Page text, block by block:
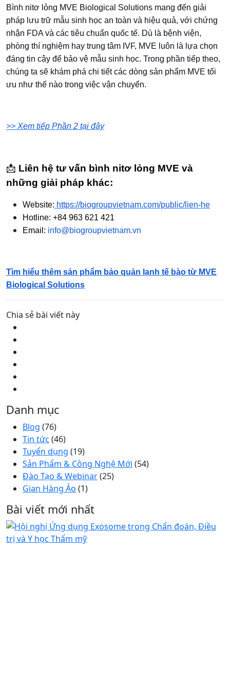
Bình nitơ lỏng MVE Biological Solutions mang đến giải
pháp lưu trữ mẫu sinh học an toàn và hiệu quả, với chứng
nhận FDA và các tiêu chuẩn quốc tế. Dù là bệnh viện,
phòng thí nghiệm hay trung tâm IVF, MVE luôn là lựa chọn
đáng tin cậy để bảo vệ mẫu sinh học. Trong phần tiếp theo,
chúng ta sẽ khám phá chi tiết các dòng sản phẩm MVE tối
ưu như thế nào trong việc vận chuyển.
>> Xem tiếp Phần 2 tại đây
📩 Liên hệ tư vấn bình nitơ lỏng MVE và
những giải pháp khác:
Website: https://biogroupvietnam.com/public/lien-he
Hotline: +84 963 621 421
Email: info@biogroupvietnam.vn
Tìm hiểu thêm sản phẩm bảo quản lạnh tế bào từ MVE
Biological Solutions
Chia sẻ bài viết này
Danh mục
Blog (76)
Tin tức (46)
Tuyển dụng (19)
Sản Phẩm & Công Nghệ Mới (54)
Đào Tạo & Webinar(25)
Gian Hàng Ảo (1)
Bài viết mới nhất